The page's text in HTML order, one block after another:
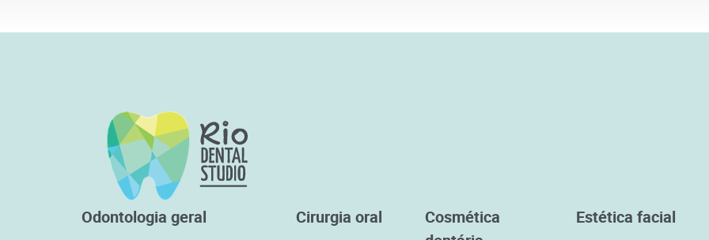
Odontologia geral
Cirurgia oral
Cosmética
Estética facial